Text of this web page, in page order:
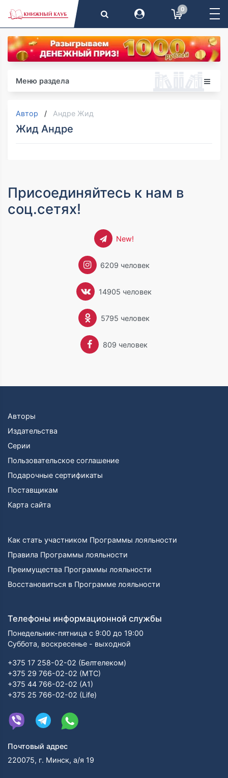
0
Меню раздела
Автор Андре Жид
Жид Андре
Присоединяйтесь к нам в
соц.сетях!
New!
6209 человек
14905 человек
5795 человек
809 человек
Авторы
Издательства
Серии
Пользовательское соглашение
Подарочные сертификаты
Поставщикам
Карта сайта
Как стать участником Программы лояльности
Правила Программы лояльности
Преимущества Программы лояльности
Восстановиться в Программе лояльности
Телефоны информационной службы
Понедельник-пятница с 9:00 до 19:00
Суббота, воскресенье - выходной
+375 17 258-02-02 (Белтелеком)
+375 29 766-02-02 (МТС)
+375 44 766-02-02 (А1)
+375 25 766-02-02 (Life)
Почтовый адрес
220075, г. Минск, а/я 19